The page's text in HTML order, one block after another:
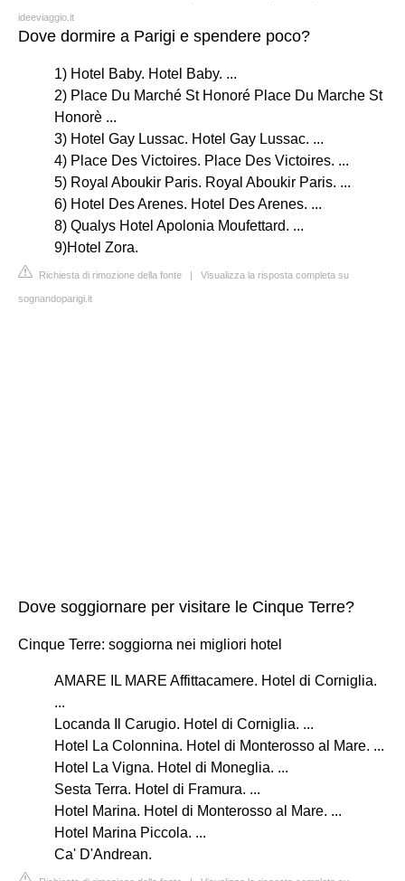
ideeviaggio.it
Dove dormire a Parigi e spendere poco?
1) Hotel Baby. Hotel Baby. ...
2) Place Du Marché St Honoré Place Du Marche St
Honorè ...
3) Hotel Gay Lussac. Hotel Gay Lussac. ...
4) Place Des Victoires. Place Des Victoires. ...
5) Royal Aboukir Paris. Royal Aboukir Paris. ...
6) Hotel Des Arenes. Hotel Des Arenes. ...
8) Qualys Hotel Apolonia Moufettard. ...
9)Hotel Zora.
Richiesta di rimozione della fonte | Visualizza la risposta completa su
sognandoparigi.it
Dove soggiornare per visitare le Cinque Terre?
Cinque Terre: soggiorna nei migliori hotel
AMARE IL MARE Affittacamere. Hotel di Corniglia.
...
Locanda Il Carugio. Hotel di Corniglia. ...
Hotel La Colonnina. Hotel di Monterosso al Mare. ...
Hotel La Vigna. Hotel di Moneglia. ...
Sesta Terra. Hotel di Framura. ...
Hotel Marina. Hotel di Monterosso al Mare. ...
Hotel Marina Piccola. ...
Ca' D'Andrean.